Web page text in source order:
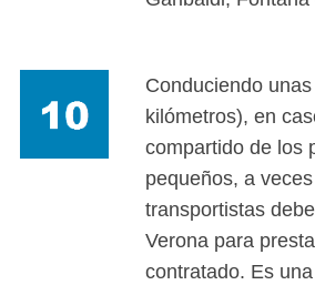
Conduciendo
kilómetros), en
compartido de los
pequeños, a
transportistas
Verona para
contratado. Es